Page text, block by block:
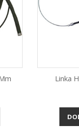
Linka